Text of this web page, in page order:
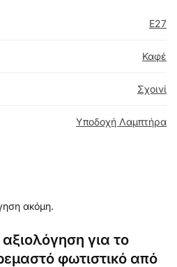
E27
Καφέ
Σχοινί
Υποδοχή Λαμπτήρα
ακόμη.
για το
φωτιστικό από